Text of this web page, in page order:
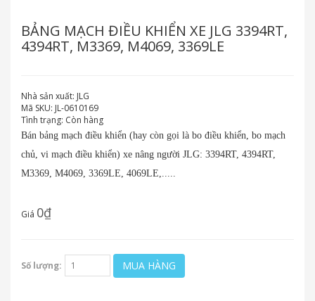
BẢNG MẠCH ĐIỀU KHIỂN XE JLG 3394RT,
4394RT, M3369, M4069, 3369LE
Nhà sản xuất: JLG
Mã SKU: JL-0610169
Tình trạng: Còn hàng
Bán bảng mạch điều khiển (hay còn gọi là bo điều khiển, bo mạch
chủ, vi mạch điều khiển) xe nâng người JLG: 3394RT, 4394RT,
M3369, M4069, 3369LE, 4069LE,.....
Giá 0₫
Số lượng: MUA HÀNG